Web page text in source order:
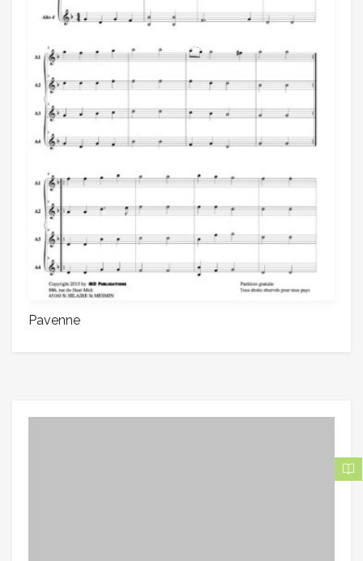
Pavenne